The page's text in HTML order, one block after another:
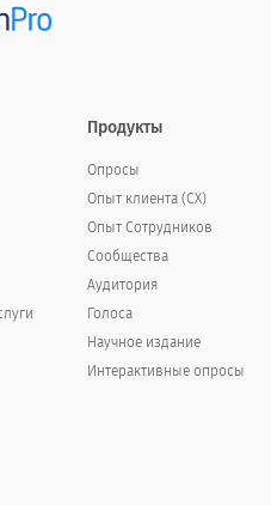
продвижения
расходов
сделать одно
Продукты
Опросы
Опыт клиента (СX)
Опыт Cотрудников
Сообщества
Аудитория
Голоса
Научное издание
Интерактивные опросы